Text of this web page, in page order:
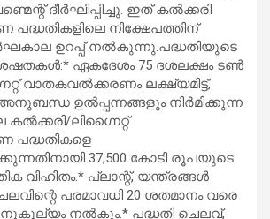
ദീർഘിപ്പിച്ചു. ഇത് കൽക്കരി
നിക്ഷേപത്തിന്
ഉറപ്പ് നൽകുന്നു.പദ്ധതിയുടെ
ഏകദേശം 75 ദശലക്ഷം ടൺ
വാതകവൽക്കരണം ലക്ഷ്യമിട്ട്,
ഉൽപ്പന്നങ്ങളും നിർമിക്കുന്ന
ലിഗ്നൈറ്റ്
പദ്ധതികളെ
37,500 കോടി രൂപയുടെ
വിഹിതം.* പ്ലാന്റ്, യന്ത്രങ്ങൾ
പരമാവധി 20 ശതമാനം വരെ
നൽകും.* പദ്ധതി ചെലവ്,